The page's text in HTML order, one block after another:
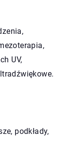
UV,
podkłady,